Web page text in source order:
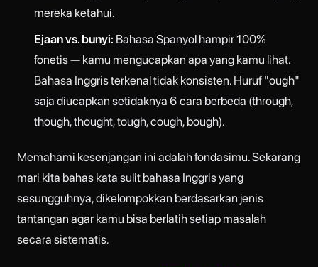
mereka ketahui.
Ejaan vs. bunyi: Bahasa Spanyol hampir 100%
fonetis — kamu mengucapkan apa yang kamu lihat.
Bahasa Inggris terkenal tidak konsisten. Huruf "ough"
saja diucapkan setidaknya 6 cara berbeda (through,
though, thought, tough, cough, bough).
Memahami kesenjangan ini adalah fondasimu. Sekarang
mari kita bahas kata sulit bahasa Inggris yang
sesungguhnya, dikelompokkan berdasarkan jenis
tantangan agar kamu bisa berlatih setiap masalah
secara sistematis.